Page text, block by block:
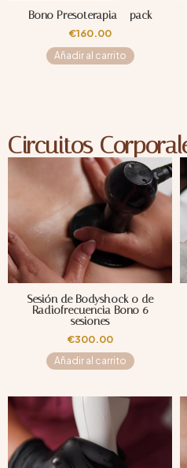
Bono Presoterapia – pack
€160.00
Añadir al carrito
Circuitos
Sesión de Bodyshock o de
Radiofrecuencia Bono 6
sesiones
€300.00
Añadir al carrito